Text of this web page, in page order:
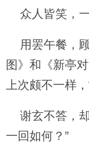
众人皆笑，一
用罢午餐，
图》和《新亭
上次颇不一样
谢玄不答，却
一回如何？”